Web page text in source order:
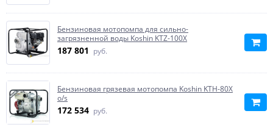
Бензиновая мотопомпа для сильно-
загрязненной воды Koshin KTZ-100X
187 801 руб.
Бензиновая грязевая мотопомпа Koshin KTH-80X
o/s
172 534 руб.